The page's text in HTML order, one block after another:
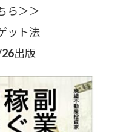
ら＞＞
ット法
出版